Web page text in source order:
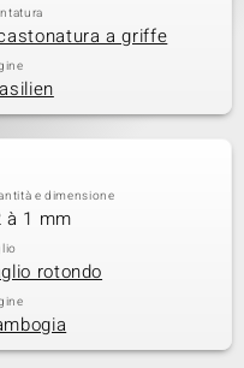
a griffe
e dimensione
à 1 mm
rotondo